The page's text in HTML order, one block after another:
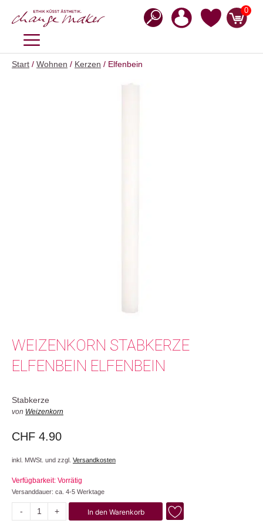
Inhalt
0
MENÜ
Start / Wohnen / Kerzen / Elfenbein
WEIZENKORN STABKERZE
ELFENBEIN ELFENBEIN
Stabkerze
von Weizenkorn
CHF 4.90
inkl. MWSt. und zzgl. Versandkosten
Verfügbarkeit: Vorrätig
Versanddauer: ca. 4-5 Werktage
-
Elfenbein
+ In den Warenkorb